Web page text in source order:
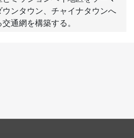
ウンタウン、チャイナタウンへ
通網を構築する。